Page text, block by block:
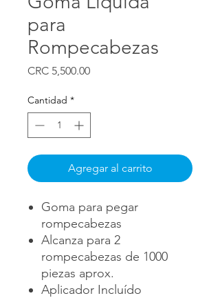
para
Rompecabezas
CRC 5,500.00Precio
Cantidad *
Agregar al carrito
Goma para pegar
rompecabezas
Alcanza para 2
rompecabezas de 1000
piezas aprox.
Aplicador Incluído